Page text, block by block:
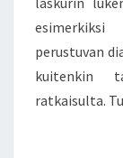
perustuvan
kuitenkin
ratkaisulta.